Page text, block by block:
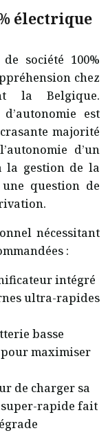
électrique
société 100%
chez
la Belgique.
est
majorité
d’un
la gestion de la
une question de
nécessitant
:
intégré
ultra-rapides
basse
pour maximiser
de charger sa
super-rapide fait